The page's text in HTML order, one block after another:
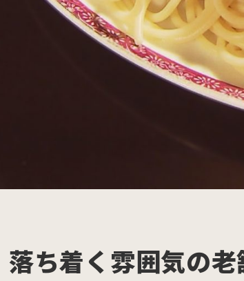
お問い合わせ
落ち着く雰囲気の